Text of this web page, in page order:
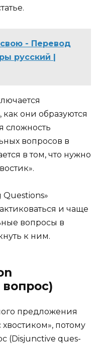
- Перевод
русский |
как они образуются
сложность
вопросов в
в том, что нужно
Ques­tions»
и чаще
вопросы в
к ним.
предложения
потому
(Dis­junc­tive ques­